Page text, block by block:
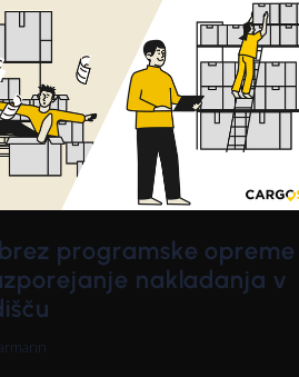
programske opreme
nakladanja v